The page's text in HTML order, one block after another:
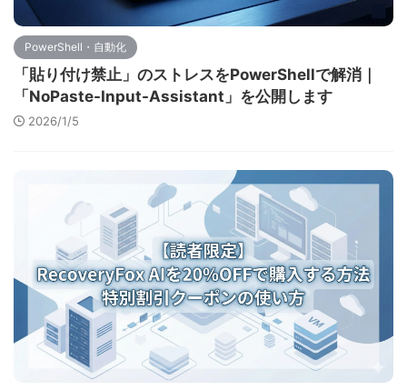
PowerShell・自動化
「貼り付け禁止」のストレスをPowerShellで解消｜
「NoPaste-Input-Assistant」を公開します
2026/1/5